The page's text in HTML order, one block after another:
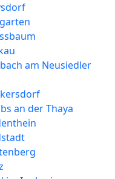
am Neusiedler
an der Thaya